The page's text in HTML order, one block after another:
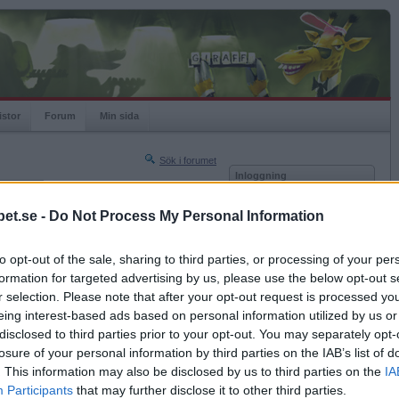
- Do Not Process My Personal Information
opt-out of the sale, sharing to third parties, or processing of your
for targeted advertising by us, please use the below opt-out
selection. Please note that after your opt-out request is processed
interest-based ads based on personal information utilized by us
to third parties prior to your opt-out. You may separately
of your personal information by third parties on the IAB’s list of
This information may also be disclosed by us to third parties on the
Participants that may further disclose it to other third parties.
Forum Min sida
Sök i forumet
Nästa sida »
2023-09-20 11:02
Inloggning
Kom ihåg mig
Glömt ditt lösenord?
Få ny aktiveringslänk
Betapet är gratis!